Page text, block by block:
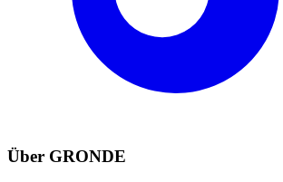
Über GRONDE